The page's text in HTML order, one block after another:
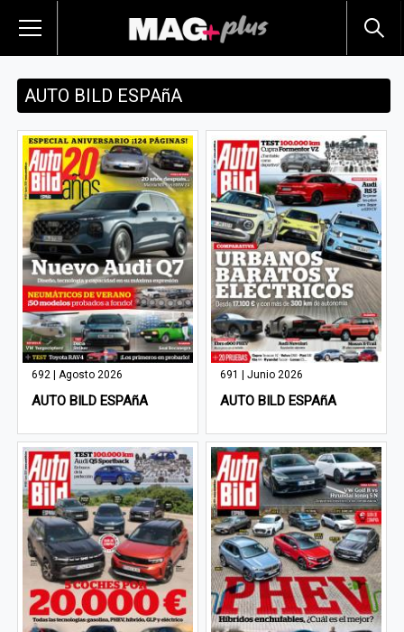
AUTO BILD ESPAñA
692 | Agosto 2026
AUTO BILD ESPAñA
691 | Junio 2026
AUTO BILD ESPAñA